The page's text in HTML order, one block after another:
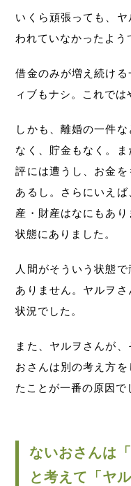
いくら頑張っても、
われていなかったよう
借金のみが増え続け
ィブもナシ。これでは
しかも、離婚の一件
なく、貯金もなく。
評には遭うし、お金
あるし。さらにいえ
産・財産はなにもあ
状態にありました。
人間がそういう状態
ありません。ヤルヲ
状況でした。
また、ヤルヲさんが
おさんは別の考え方
たことが一番の原因で
ないおさんは
と考えて「ヤ